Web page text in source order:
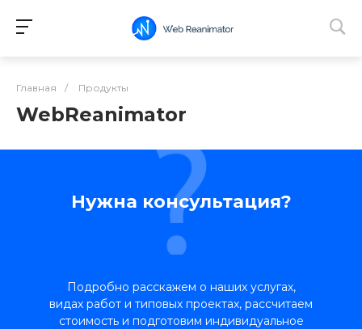
Главная / Продукты
WebReanimator
Нужна консультация?
Подробно расскажем о наших услугах,
видах работ и типовых проектах, рассчитаем
стоимость и подготовим индивидуальное